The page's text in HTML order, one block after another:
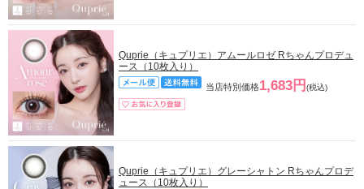
Quprie（キュプリエ）アムールロゼ Rちゃんプロデュ
ース（10枚入り）
当店特別価格1,683円 (税込)
Quprie（キュプリエ）グレーシャトン Rちゃんプロデ
ュース（10枚入り）